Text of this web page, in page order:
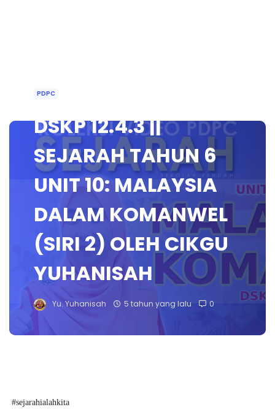
PDPC
DSKP 12.4.3 ||
SEJARAH TAHUN 6
UNIT 10: MALAYSIA
DALAM KOMANWEL
(SIRI 2) OLEH CIKGU
YUHANISAH
Yu. Yuhanisah 5 tahun yang lalu 0
#sejarahialahkita